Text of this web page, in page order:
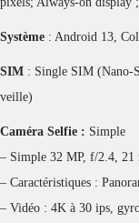
Système : Android 13,
SIM : Single SIM (Nano-
veille)
Caméra Selfie : Simple
– Simple 32 MP, f/2.4,
– Caractéristiques :
– Vidéo : 4K à 30 ips,